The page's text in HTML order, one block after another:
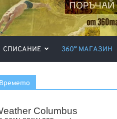
СПИСАНИЕ 360° МАГАЗИН